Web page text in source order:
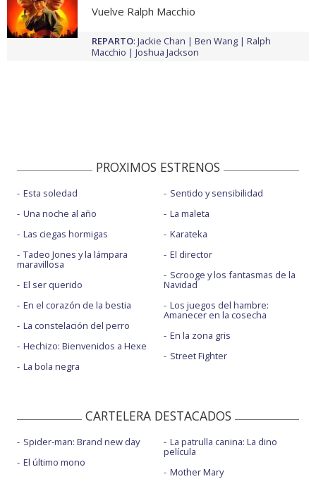
Vuelve Ralph Macchio
REPARTO: Jackie Chan Ben Wang
Ralph
Macchio
Joshua Jackson
PROXIMOS ESTRENOS
Esta soledad
Una noche al año
Las ciegas hormigas
Tadeo Jones y la lámpara
maravillosa
El ser querido
En el corazón de la bestia
La constelación del perro
Hechizo: Bienvenidos a Hexe
La bola negra
Sentido y sensibilidad
La maleta
Karateka
El director
Scrooge y los fantasmas de la
Navidad
Los juegos del hambre:
Amanecer en la cosecha
En la zona gris
Street Fighter
CARTELERA DESTACADOS
Spider-man: Brand new day
El último mono
La patrulla canina: La dino
película
Mother Mary